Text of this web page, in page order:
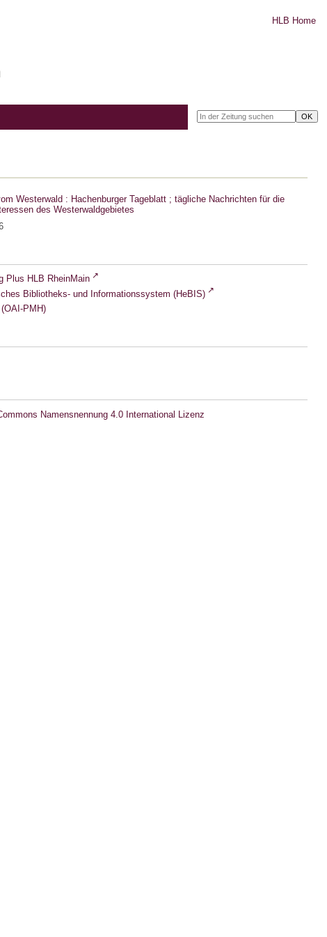
HLB Home
Westerwald : Hachenburger Tageblatt ; tägliche Nachrichten für die
des Westerwaldgebietes
Plus HLB RheinMain
Bibliotheks- und Informationssystem (HeBIS)
PMH)
Namensnennung 4.0 International Lizenz